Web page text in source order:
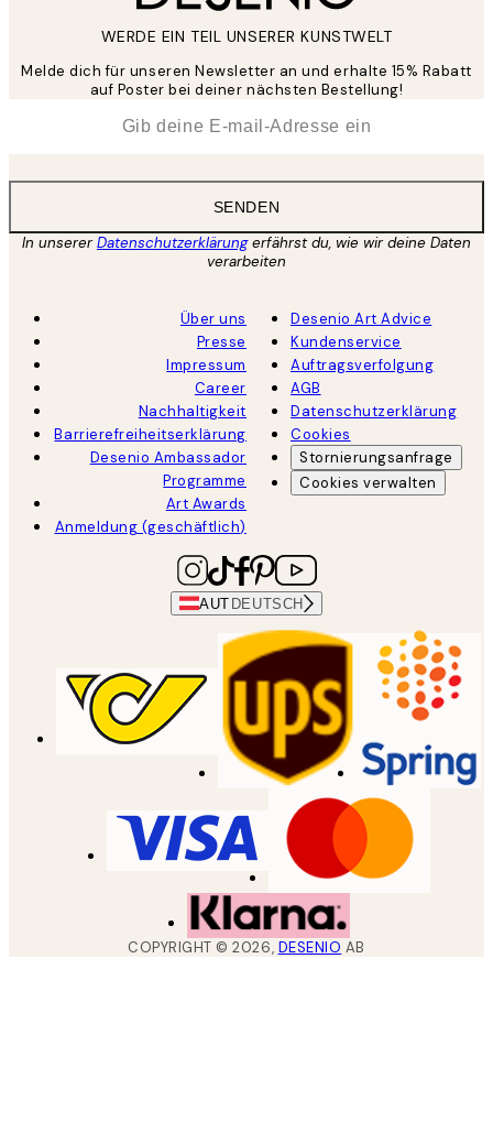
WERDE EIN TEIL UNSERER KUNSTWELT
Melde dich für unseren Newsletter an und erhalte 15% Rabatt
auf Poster bei deiner nächsten Bestellung!
SENDEN
In unsererDatenschutzerklärungerfährst du, wie wir deine Daten
verarbeiten
Über uns
Presse
Impressum
Career
Nachhaltigkeit
Barrierefreiheitserklärung
Desenio Ambassador
Programme
Art Awards
Anmeldung (geschäftlich)
Desenio Art Advice
Kundenservice
Auftragsverfolgung
AGB
Datenschutzerklärung
Cookies
Stornierungsanfrage
Cookies verwalten
AUT DEUTSCH
COPYRIGHT ©2026, DESENIO AB